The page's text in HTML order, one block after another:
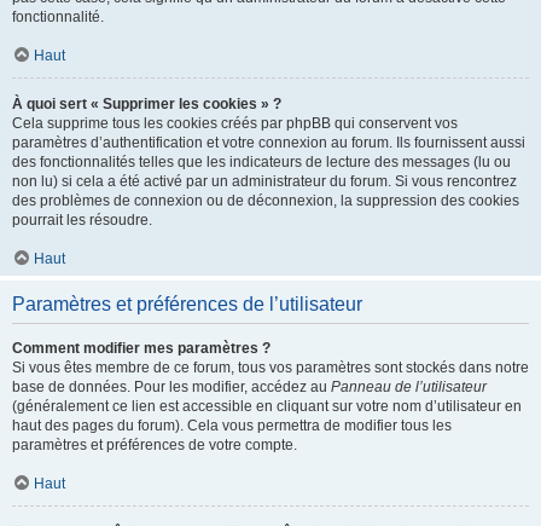
fonctionnalité.
Haut
À quoi sert « Supprimer les cookies » ?
Cela supprime tous les cookies créés par phpBB qui conservent vos
paramètres d’authentification et votre connexion au forum. Ils fournissent aussi
des fonctionnalités telles que les indicateurs de lecture des messages (lu ou
non lu) si cela a été activé par un administrateur du forum. Si vous rencontrez
des problèmes de connexion ou de déconnexion, la suppression des cookies
pourrait les résoudre.
Haut
Paramètres et préférences de l’utilisateur
Comment modifier mes paramètres ?
Si vous êtes membre de ce forum, tous vos paramètres sont stockés dans notre
base de données. Pour les modifier, accédez au Panneau de l’utilisateur
(généralement ce lien est accessible en cliquant sur votre nom d’utilisateur en
haut des pages du forum). Cela vous permettra de modifier tous les
paramètres et préférences de votre compte.
Haut